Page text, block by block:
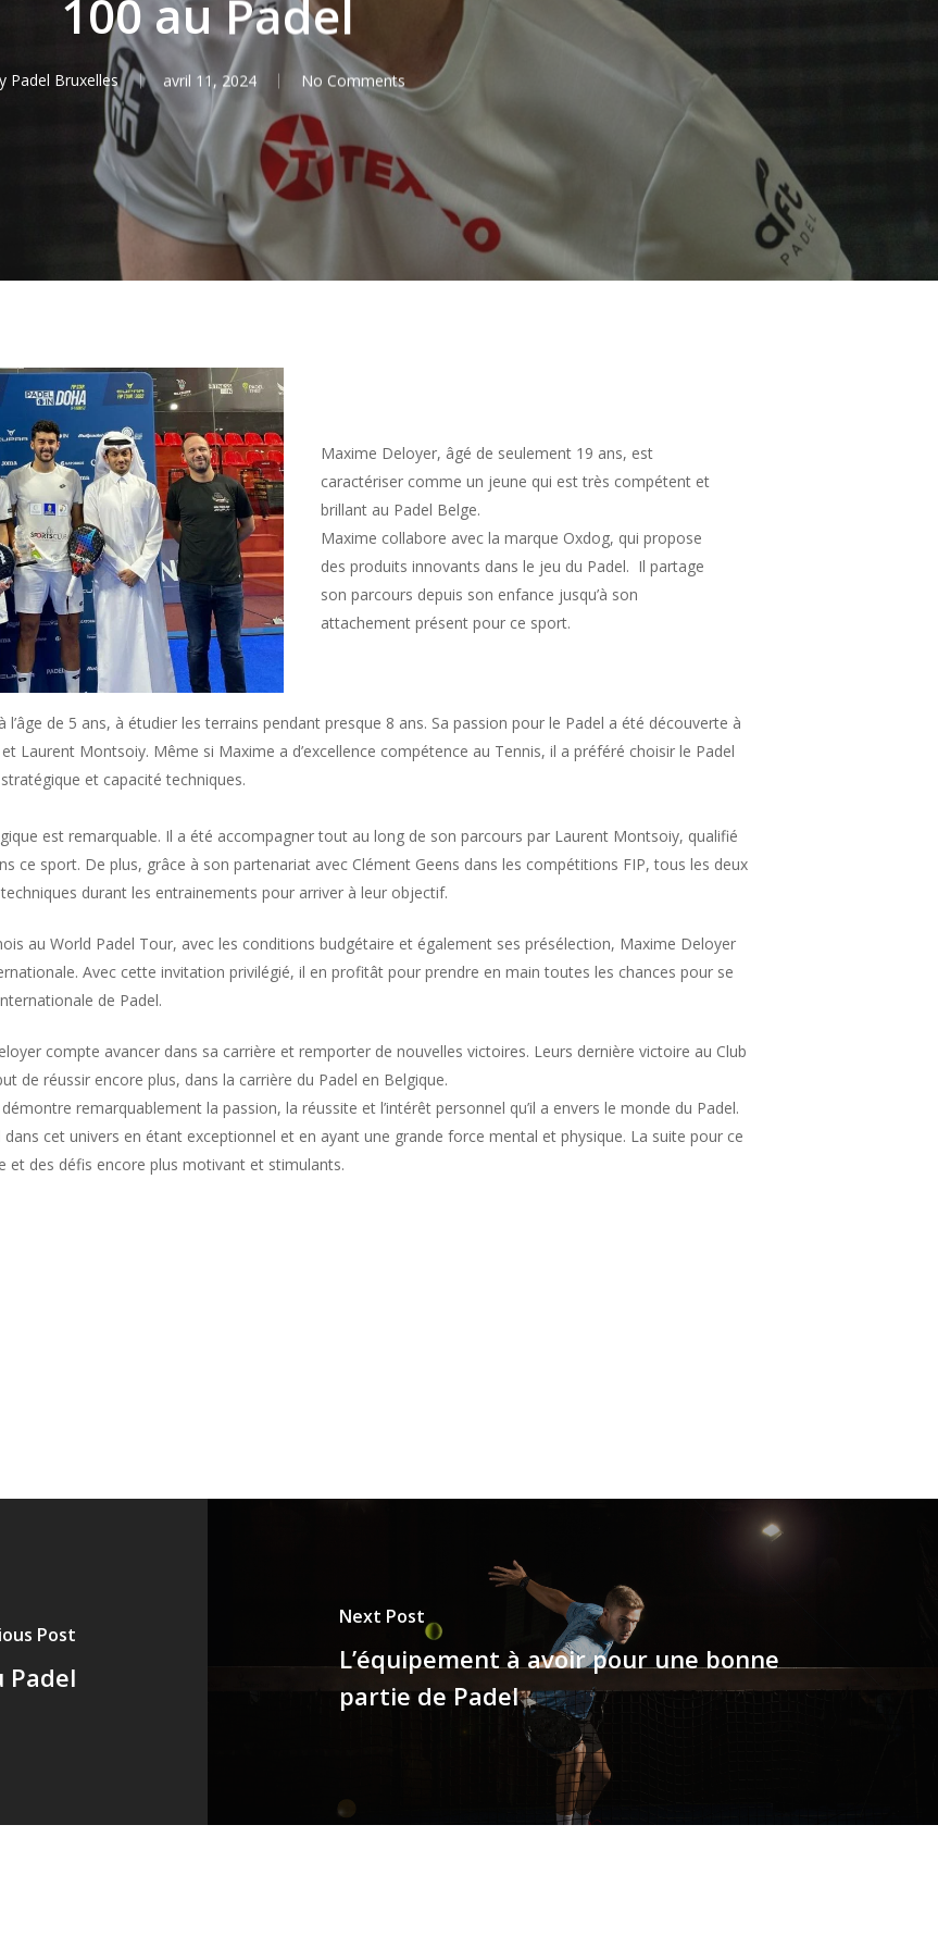
100 au Padel
Padel Bruxelles avril 11, 2024 No Comments
Maxime Deloyer, âgé de seulement 19 ans, est
caractériser comme un jeune qui est très compétent et
brillant au Padel Belge.
Maxime collabore avec la marque Oxdog, qui propose
des produits innovants dans le jeu du Padel. Il partage
son parcours depuis son enfance jusqu’à son
attachement présent pour ce sport.
de 5 ans, à étudier les terrains pendant presque 8 ans. Sa passion pour le Padel a été découverte à
Laurent Montsoiy. Même si Maxime a d’excellence compétence au Tennis, il a préféré choisir le Padel
et capacité techniques.
est remarquable. Il a été accompagner tout au long de son parcours par Laurent Montsoiy, qualifié
ce sport. De plus, grâce à son partenariat avec Clément Geens dans les compétitions FIP, tous les deux
durant les entrainements pour arriver à leur objectif.
au World Padel Tour, avec les conditions budgétaire et également ses présélection, Maxime Deloyer
Avec cette invitation privilégié, il en profitât pour prendre en main toutes les chances pour se
de Padel.
compte avancer dans sa carrière et remporter de nouvelles victoires. Leurs dernière victoire au Club
de réussir encore plus, dans la carrière du Padel en Belgique.
remarquablement la passion, la réussite et l’intérêt personnel qu’il a envers le monde du Padel.
cet univers en étant exceptionnel et en ayant une grande force mental et physique. La suite pour ce
et des défis encore plus motivant et stimulants.
Post
Padel
Next Post
L’équipement à avoir pour une bonne
partie de Padel